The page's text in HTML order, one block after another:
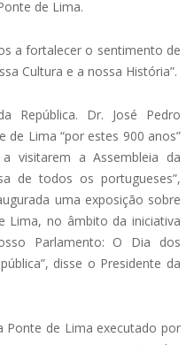
de Lima.
a fortalecer o sentimento de
Cultura e a nossa História”.
República. Dr. José Pedro
de Lima “por estes 900 anos”
visitarem a Assembleia da
de todos os portugueses”,
uma exposição sobre
Lima, no âmbito da iniciativa
Parlamento: O Dia dos
disse o Presidente da
de Lima executado por